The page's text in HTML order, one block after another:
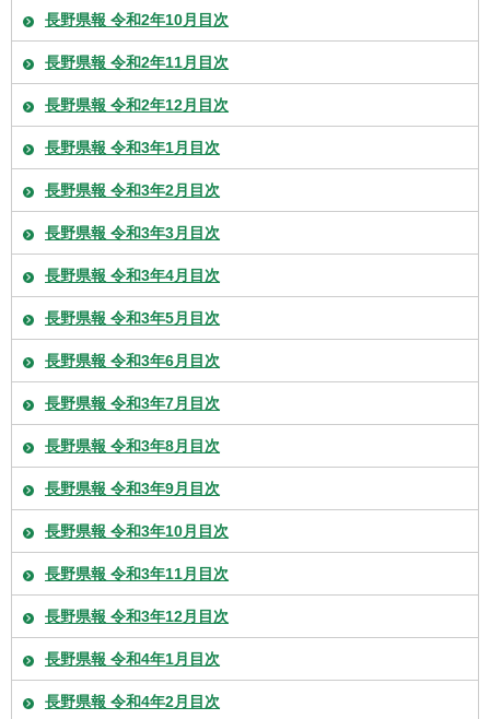
長野県報 令和2年10月目次
長野県報 令和2年11月目次
長野県報 令和2年12月目次
長野県報 令和3年1月目次
長野県報 令和3年2月目次
長野県報 令和3年3月目次
長野県報 令和3年4月目次
長野県報 令和3年5月目次
長野県報 令和3年6月目次
長野県報 令和3年7月目次
長野県報 令和3年8月目次
長野県報 令和3年9月目次
長野県報 令和3年10月目次
長野県報 令和3年11月目次
長野県報 令和3年12月目次
長野県報 令和4年1月目次
長野県報 令和4年2月目次